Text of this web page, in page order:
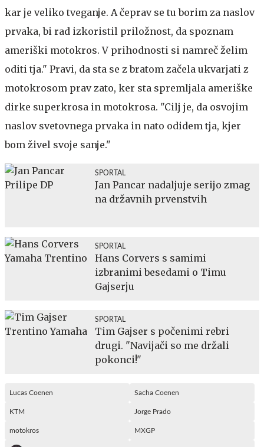
kar je veliko tveganje. A čeprav se tu borim za naslov
prvaka, bi rad izkoristil priložnost, da spoznam
ameriški motokros. V prihodnosti si namreč želim
oditi tja." Pravi, da sta se z bratom začela ukvarjati z
motokrosom prav zato, ker sta spremljala ameriške
dirke superkrosa in motokrosa. "Cilj je, da osvojim
naslov svetovnega prvaka in nato odidem tja, kjer
bom živel svoje sanje."
SPORTAL
Jan Pancar nadaljuje serijo zmag
na državnih prvenstvih
SPORTAL
Hans Corvers s samimi
izbranimi besedami o Timu
Gajserju
SPORTAL
Tim Gajser s počenimi rebri
drugi. "Navijači so me držali
pokonci!"
Lucas Coenen Sacha Coenen
KTM Jorge Prado
motokros MXGP